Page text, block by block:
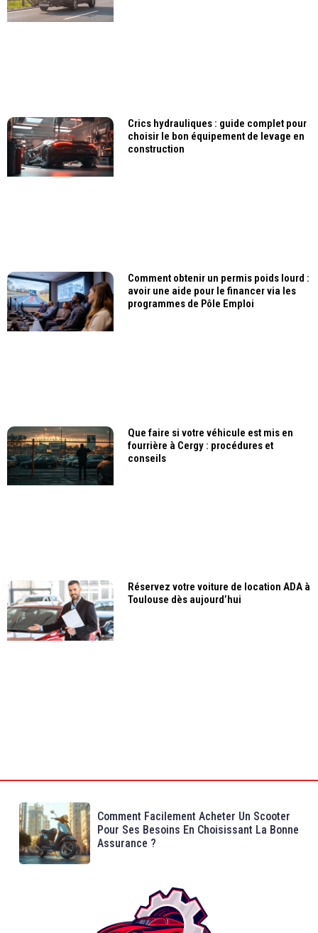
Crics hydrauliques : guide complet pour
choisir le bon équipement de levage en
construction
Comment obtenir un permis poids lourd :
avoir une aide pour le financer via les
programmes de Pôle Emploi
Que faire si votre véhicule est mis en
fourrière à Cergy : procédures et
conseils
Réservez votre voiture de location ADA à
Toulouse dès aujourd’hui
Comment Facilement Acheter Un Scooter
Pour Ses Besoins En Choisissant La Bonne
Assurance ?